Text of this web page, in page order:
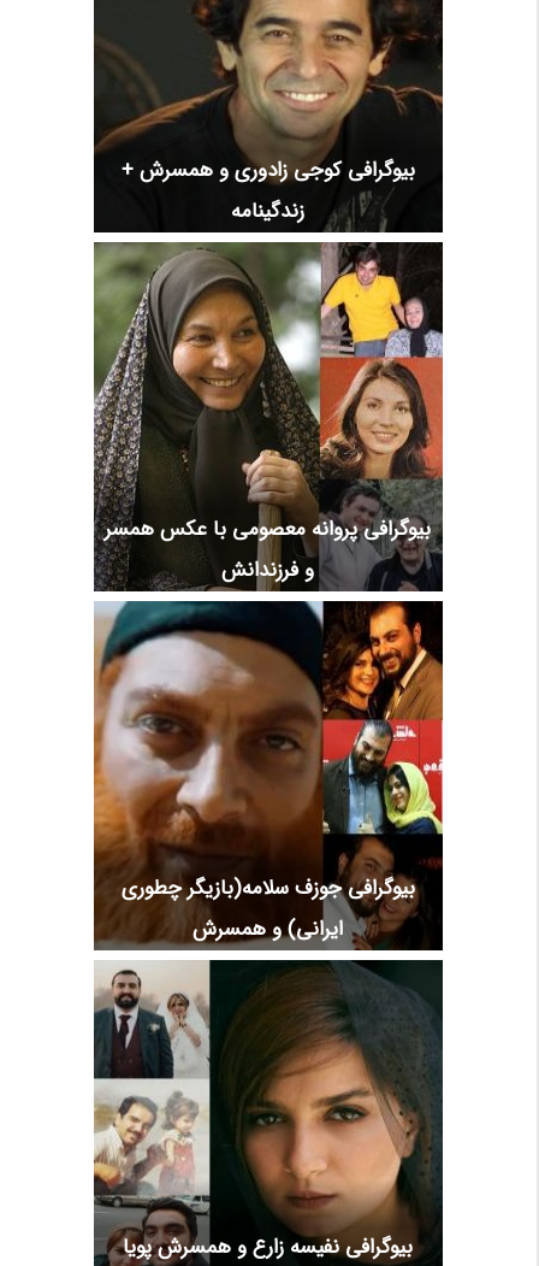
بیوگرافی کوجی زادوری و همسرش +
زندگینامه
بیوگرافی پروانه معصومی با عکس همسر
و فرزندانش
بیوگرافی جوزف سلامه(بازیگر چطوری
ایرانی) و همسرش
بیوگرافی نفیسه زارع و همسرش پویا